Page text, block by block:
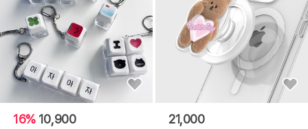
16% 10,900 21,000